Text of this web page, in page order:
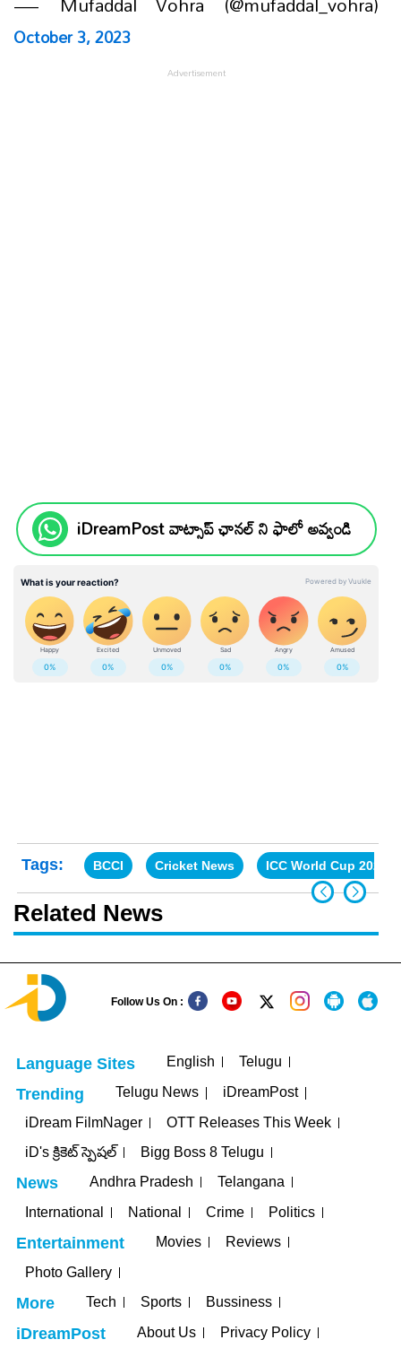
October 3, 2023
iDreamPost వాట్సాప్ ఛానల్ ని ఫాలో అవ్వండి
Tags: BCCI Cricket News ICC World Cup 2023
Related News
Follow Us On :
Language Sites English Telugu
Trending Telugu News
iDreamPost
iDream FilmNager
OTT Releases This Week
iD's క్రికెట్ స్పెషల్
Bigg Boss 8 Telugu
News Andhra Pradesh
Telangana
International
National Crime Politics
Entertainment Movies
Reviews
Photo Gallery
More Tech Sports Bussiness
iDreamPost About Us
Privacy Policy